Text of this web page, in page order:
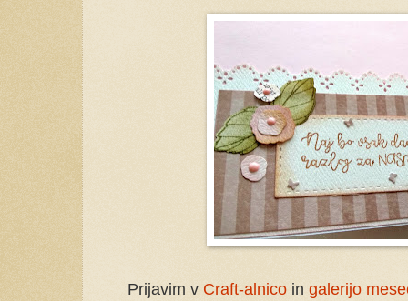
Prijavim v Craft-alnico in galerijo